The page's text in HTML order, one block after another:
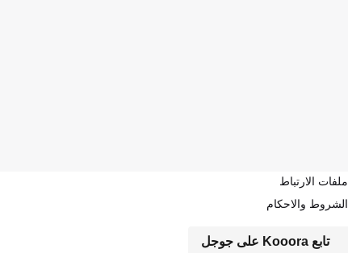
تابع Kooora على جوجل
ملفات الارتباط
الشروط والاحكام